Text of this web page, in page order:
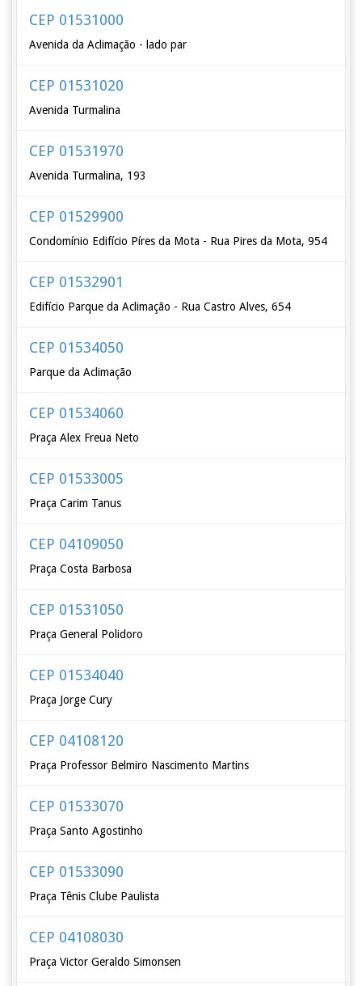
CEP 01531000
Avenida da Aclimação - lado par
CEP 01531020
Avenida Turmalina
CEP 01531970
Avenida Turmalina, 193
CEP 01529900
Condomínio Edifício Píres da Mota - Rua Pires da Mota, 954
CEP 01532901
Edifício Parque da Aclimação - Rua Castro Alves, 654
CEP 01534050
Parque da Aclimação
CEP 01534060
Praça Alex Freua Neto
CEP 01533005
Praça Carim Tanus
CEP 04109050
Praça Costa Barbosa
CEP 01531050
Praça General Polidoro
CEP 01534040
Praça Jorge Cury
CEP 04108120
Praça Professor Belmiro Nascimento Martins
CEP 01533070
Praça Santo Agostinho
CEP 01533090
Praça Tênis Clube Paulista
CEP 04108030
Praça Victor Geraldo Simonsen